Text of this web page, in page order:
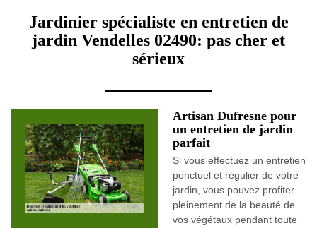
Jardinier spécialiste en entretien de
jardin Vendelles 02490: pas cher et
sérieux
Artisan Dufresne pour
un entretien de jardin
parfait
Si vous effectuez un entretien
ponctuel et régulier de votre
jardin, vous pouvez profiter
pleinement de la beauté de
vos végétaux pendant toute